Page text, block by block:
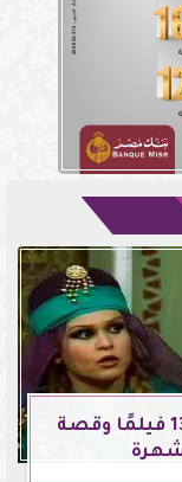
سناء مظهر في ذكرى رحيلها.. 13 فيلمًا وقصة